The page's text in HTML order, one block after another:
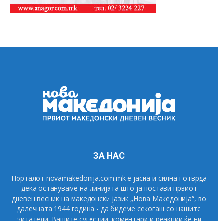
ЗА НАС
Порталот novamakedonija.com.mk е јасна и силна потврда
дека остануваме на линијата што ја постави првиот
дневен весник на македонски јазик „Нова Македонија“, во
далечната 1944 година - да бидеме секогаш со нашите
читатели. Вашите сугестии, коментари и реакции ќе ни